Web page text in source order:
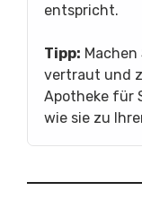
entspricht.
Tipp:
vertraut und
Apotheke für
wie sie zu